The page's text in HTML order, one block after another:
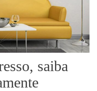
saiba